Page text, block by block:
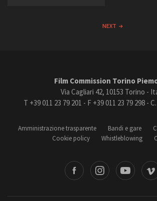
NEXT
Film Commission Torino
Via Cagliari 42, 10153 Torino -
T +39 011 23 79 201 - F +39 011 23 79 298 -
Amministrazione trasparente Bandi e gare
Cookie policy
Whistleblowing
Vimeo